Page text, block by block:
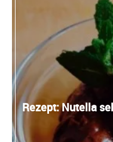
Rezept: Nutella